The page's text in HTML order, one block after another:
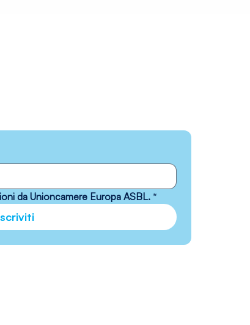
da Unioncamere Europa ASBL.*